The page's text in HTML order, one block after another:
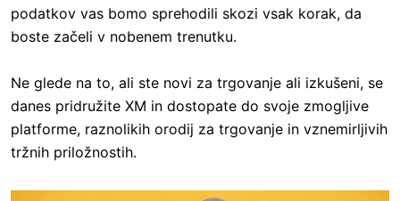
podatkov vas bomo sprehodili skozi vsak korak, da
boste začeli v nobenem trenutku.
Ne glede na to, ali ste novi za trgovanje ali izkušeni, se
danes pridružite XM in dostopate do svoje zmogljive
platforme, raznolikih orodij za trgovanje in vznemirljivih
tržnih priložnostih.